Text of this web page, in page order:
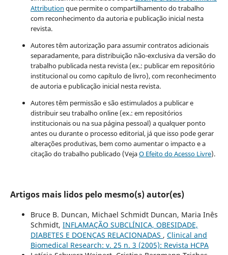
Attribution que permite o compartilhamento do trabalho
com reconhecimento da autoria e publicação inicial nesta
revista.
Autores têm autorização para assumir contratos adicionais
separadamente, para distribuição não-exclusiva da versão do
trabalho publicada nesta revista (ex.: publicar em repositório
institucional ou como capítulo de livro), com reconhecimento
de autoria e publicação inicial nesta revista.
Autores têm permissão e são estimulados a publicar e
distribuir seu trabalho online (ex.: em repositórios
institucionais ou na sua página pessoal) a qualquer ponto
antes ou durante o processo editorial, já que isso pode gerar
alterações produtivas, bem como aumentar o impacto e a
citação do trabalho publicado (VejaO Efeito do Acesso Livre).
Artigos mais lidos pelo mesmo(s) autor(es)
Bruce B. Duncan, Michael Schmidt Duncan, Maria Inês
Schmidt, INFLAMAÇÃO SUBCLÍNICA, OBESIDADE,
DIABETES E DOENÇAS RELACIONADAS , Clinical and
Biomedical Research: v. 25 n. 3 (2005): Revista HCPA